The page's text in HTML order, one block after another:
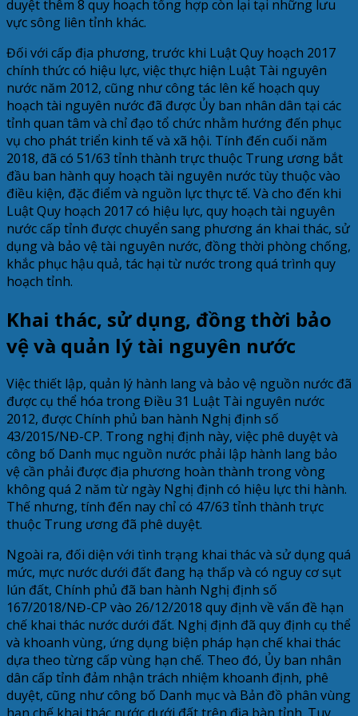
duyệt thêm 8 quy hoạch tổng hợp còn lại tại những lưu
vực sông liên tỉnh khác.
Đối với cấp địa phương, trước khi Luật Quy hoạch 2017
chính thức có hiệu lực, việc thực hiện Luật Tài nguyên
nước năm 2012, cũng như công tác lên kế hoạch quy
hoạch tài nguyên nước đã được Ủy ban nhân dân tại các
tỉnh quan tâm và chỉ đạo tổ chức nhằm hướng đến phục
vụ cho phát triển kinh tế và xã hội. Tính đến cuối năm
2018, đã có 51/63 tỉnh thành trực thuộc Trung ương bắt
đầu ban hành quy hoạch tài nguyên nước tùy thuộc vào
điều kiện, đặc điểm và nguồn lực thực tế. Và cho đến khi
Luật Quy hoạch 2017 có hiệu lực, quy hoạch tài nguyên
nước cấp tỉnh được chuyển sang phương án khai thác, sử
dụng và bảo vệ tài nguyên nước, đồng thời phòng chống,
khắc phục hậu quả, tác hại từ nước trong quá trình quy
hoạch tỉnh.
Khai thác, sử dụng, đồng thời bảo
vệ và quản lý tài nguyên nước
Việc thiết lập, quản lý hành lang và bảo vệ nguồn nước đã
được cụ thể hóa trong Điều 31 Luật Tài nguyên nước
2012, được Chính phủ ban hành Nghị định số
43/2015/NĐ-CP. Trong nghị định này, việc phê duyệt và
công bố Danh mục nguồn nước phải lập hành lang bảo
vệ cần phải được địa phương hoàn thành trong vòng
không quá 2 năm từ ngày Nghị định có hiệu lực thi hành.
Thế nhưng, tính đến nay chỉ có 47/63 tỉnh thành trực
thuộc Trung ương đã phê duyệt.
Ngoài ra, đối diện với tình trạng khai thác và sử dụng quá
mức, mực nước dưới đất đang hạ thấp và có nguy cơ sụt
lún đất, Chính phủ đã ban hành Nghị định số
167/2018/NĐ-CP vào 26/12/2018 quy định về vấn đề hạn
chế khai thác nước dưới đất. Nghị định đã quy định cụ thể
và khoanh vùng, ứng dụng biện pháp hạn chế khai thác
dựa theo từng cấp vùng hạn chế. Theo đó, Ủy ban nhân
dân cấp tỉnh đảm nhận trách nhiệm khoanh định, phê
duyệt, cũng như công bố Danh mục và Bản đồ phân vùng